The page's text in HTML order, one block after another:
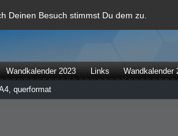
Deinen Besuch stimmst Du dem zu.
Wandkalender 2023 Links
Wandkalender
querformat